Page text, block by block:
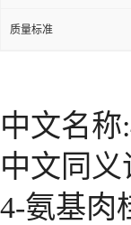
质量标准
中文名
中文同
4-氨基肉